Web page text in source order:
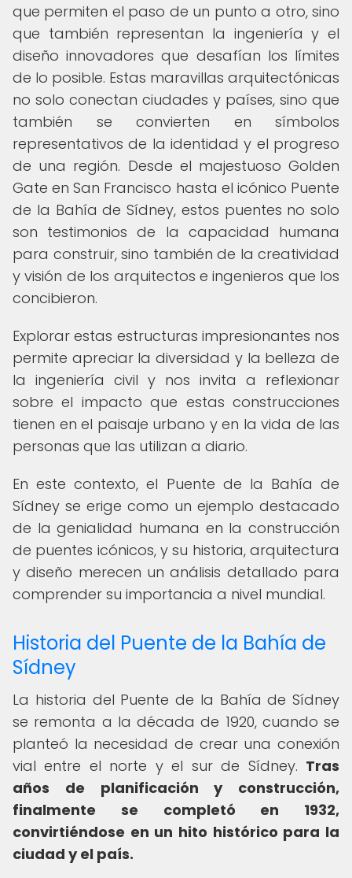
que permiten el paso de un punto a otro, sino
que también representan la ingeniería y el
diseño innovadores que desafían los límites
de lo posible. Estas maravillas arquitectónicas
no solo conectan ciudades y países, sino que
también se convierten en símbolos
representativos de la identidad y el progreso
de una región. Desde el majestuoso Golden
Gate en San Francisco hasta el icónico Puente
de la Bahía de Sídney, estos puentes no solo
son testimonios de la capacidad humana
para construir, sino también de la creatividad
y visión de los arquitectos e ingenieros que los
concibieron.
Explorar estas estructuras impresionantes nos
permite apreciar la diversidad y la belleza de
la ingeniería civil y nos invita a reflexionar
sobre el impacto que estas construcciones
tienen en el paisaje urbano y en la vida de las
personas que las utilizan a diario.
En este contexto, el Puente de la Bahía de
Sídney se erige como un ejemplo destacado
de la genialidad humana en la construcción
de puentes icónicos, y su historia, arquitectura
y diseño merecen un análisis detallado para
comprender su importancia a nivel mundial.
Historia del Puente de la Bahía de
Sídney
La historia del Puente de la Bahía de Sídney
se remonta a la década de 1920, cuando se
planteó la necesidad de crear una conexión
vial entre el norte y el sur de Sídney. Tras
años de planificación y construcción,
finalmente se completó en 1932,
convirtiéndose en un hito histórico para la
ciudad y el país.